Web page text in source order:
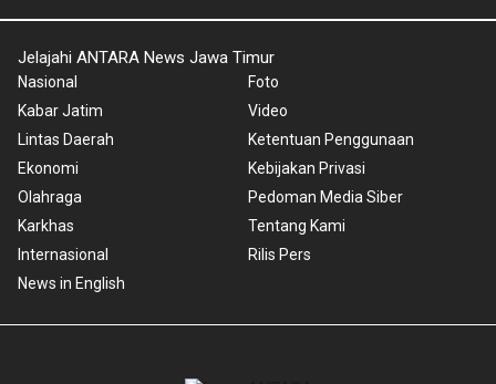
Jelajahi ANTARA News Jawa Timur
Nasional
Kabar Jatim
Lintas Daerah
Ekonomi
Olahraga
Karkhas
Internasional
News in English
Foto
Video
Ketentuan Penggunaan
Kebijakan Privasi
Pedoman Media Siber
Tentang Kami
Rilis Pers